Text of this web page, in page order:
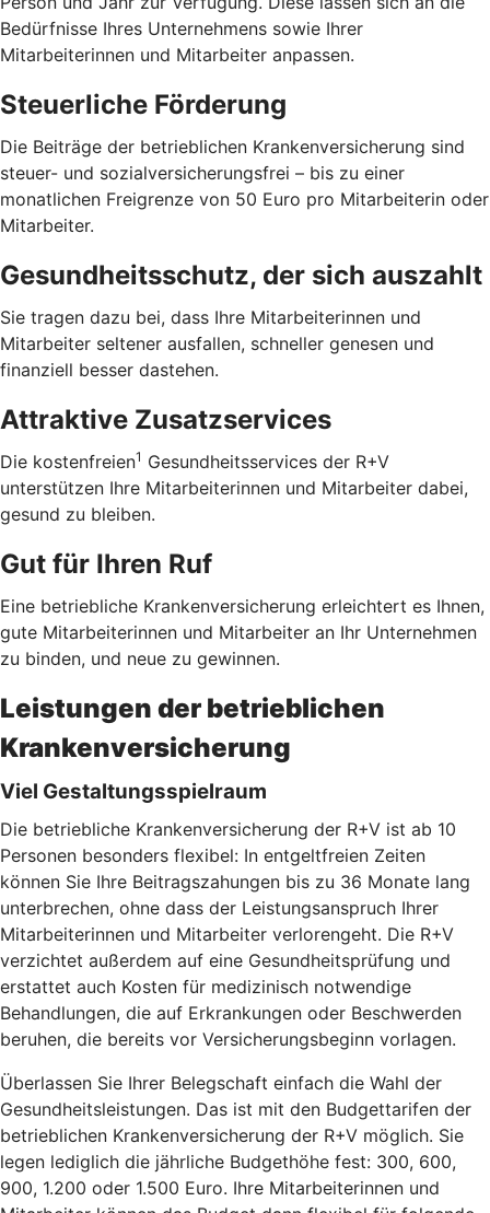
Bedürfnisse Ihres Unternehmens sowie Ihrer
Mitarbeiterinnen und Mitarbeiter anpassen.
Steuerliche Förderung
Die Beiträge der betrieblichen Krankenversicherung sind
steuer- und sozialversicherungsfrei – bis zu einer
monatlichen Freigrenze von 50 Euro pro Mitarbeiterin oder
Mitarbeiter.
Gesundheitsschutz, der sich auszahlt
Sie tragen dazu bei, dass Ihre Mitarbeiterinnen und
Mitarbeiter seltener ausfallen, schneller genesen und
finanziell besser dastehen.
Attraktive Zusatzservices
Die kostenfreien1 Gesundheitsservices der R+V
unterstützen Ihre Mitarbeiterinnen und Mitarbeiter dabei,
gesund zu bleiben.
Gut für Ihren Ruf
Eine betriebliche Krankenversicherung erleichtert es Ihnen,
gute Mitarbeiterinnen und Mitarbeiter an Ihr Unternehmen
zu binden, und neue zu gewinnen.
Leistungen der betrieblichen
Krankenversicherung
Viel Gestaltungsspielraum
Die betriebliche Krankenversicherung der R+V ist ab 10
Personen besonders flexibel: In entgeltfreien Zeiten
können Sie Ihre Beitragszahungen bis zu 36 Monate lang
unterbrechen, ohne dass der Leistungsanspruch Ihrer
Mitarbeiterinnen und Mitarbeiter verlorengeht. Die R+V
verzichtet außerdem auf eine Gesundheitsprüfung und
erstattet auch Kosten für medizinisch notwendige
Behandlungen, die auf Erkrankungen oder Beschwerden
beruhen, die bereits vor Versicherungsbeginn vorlagen.
Überlassen Sie Ihrer Belegschaft einfach die Wahl der
Gesundheitsleistungen. Das ist mit den Budgettarifen der
betrieblichen Krankenversicherung der R+V möglich. Sie
legen lediglich die jährliche Budgethöhe fest: 300, 600,
900, 1.200 oder 1.500 Euro. Ihre Mitarbeiterinnen und